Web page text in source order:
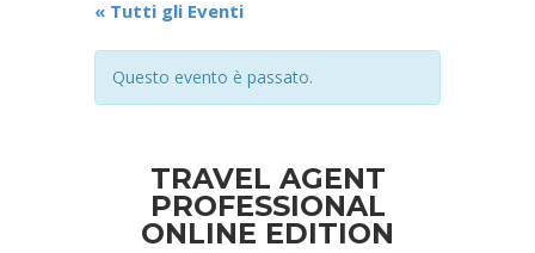
« Tutti gli Eventi
Questo evento è passato.
Navigation
TRAVEL AGENT
PROFESSIONAL
ONLINE EDITION